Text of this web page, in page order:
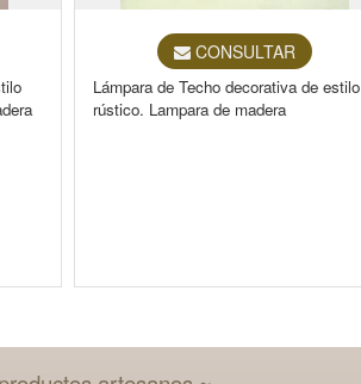
CONSULTAR
Lámpara de Techo decorativa de estilo
rústico. Lampara de madera